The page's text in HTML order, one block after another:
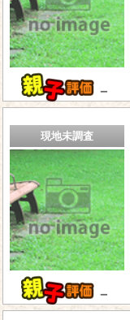
－
現地未調査
－